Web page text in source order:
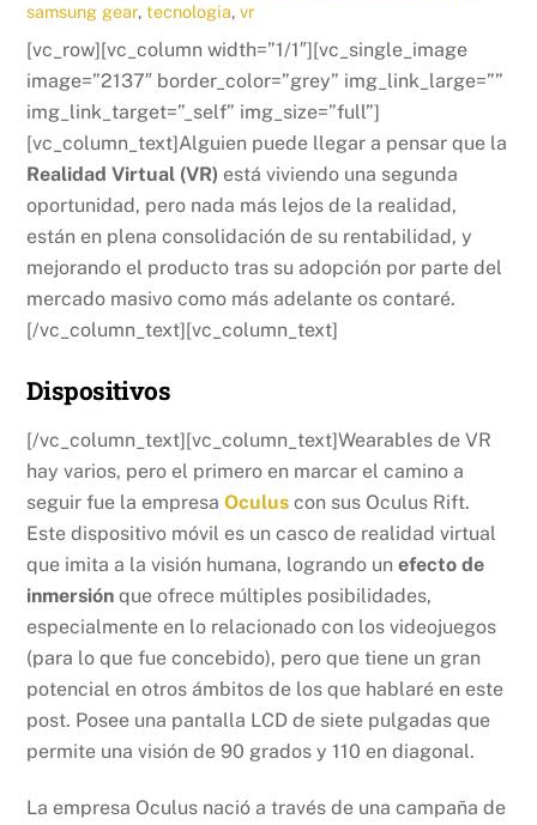
samsung gear,tecnologia,vr
[vc_row][vc_column width=”1/1″][vc_single_image
image=”2137″ border_color=”grey” img_link_large=””
img_link_target=”_self” img_size=”full”]
[vc_column_text]Alguien puede llegar a pensar que la
Realidad Virtual (VR) está viviendo una segunda
oportunidad, pero nada más lejos de la realidad,
están en plena consolidación de su rentabilidad, y
mejorando el producto tras su adopción por parte del
mercado masivo como más adelante os contaré.
[/vc_column_text][vc_column_text]
Dispositivos
[/vc_column_text][vc_column_text]Wearables de VR
hay varios, pero el primero en marcar el camino a
seguir fue la empresaOculuscon sus Oculus Rift.
Este dispositivo móvil es un casco de realidad virtual
que imita a la visión humana, logrando unefecto de
inmersión que ofrece múltiples posibilidades,
especialmente en lo relacionado con los videojuegos
(para lo que fue concebido), pero que tiene un gran
potencial en otros ámbitos de los que hablaré en este
post. Posee una pantalla LCD de siete pulgadas que
permite una visión de 90 grados y 110 en diagonal.
La empresa Oculus nació a través de una campaña de